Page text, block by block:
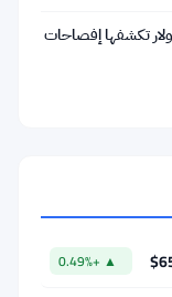
13.5 مليار دولار تكشفها إفصاحات
▲ +0.49%